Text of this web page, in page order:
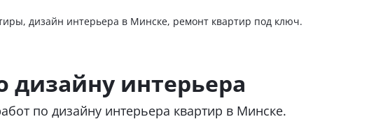
, дизайн интерьера в Минске, ремонт квартир под ключ.
дизайну интерьера
по дизайну интерьера квартир в Минске.